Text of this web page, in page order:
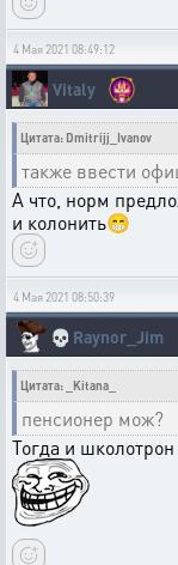
4 Мая 2021 08:49:12
Vitaly
Цитата: Dmitrijj_Ivanov
также ввести
А что, норм
и колонить😁
4 Мая 2021 08:50:39
💀 Raynor_Jim
Цитата: _Kitana_
пенсионер мож?
Тогда и